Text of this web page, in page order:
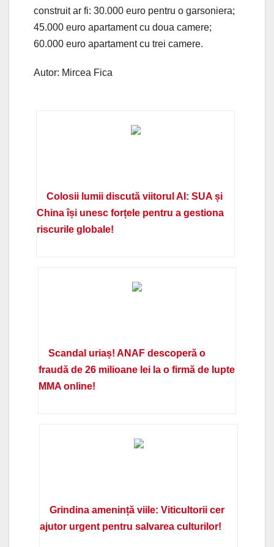
construit ar fi: 30.000 euro pentru o garsoniera;
45.000 euro apartament cu doua camere;
60.000 euro apartament cu trei camere.
Autor: Mircea Fica
Colosii lumii discută viitorul AI: SUA și
China își unesc forțele pentru a gestiona
riscurile globale!
Scandal uriaș! ANAF descoperă o
fraudă de 26 milioane lei la o firmă de lupte
MMA online!
Grindina amenință viile: Viticultorii cer
ajutor urgent pentru salvarea culturilor!